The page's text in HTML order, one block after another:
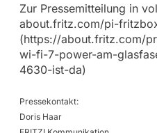
Zur Pressemitteilung in
about.fritz.com/pi-
(https://about.fritz.com/
wi-fi-7-power-am-
4630-ist-da)
Pressekontakt:
Doris Haar